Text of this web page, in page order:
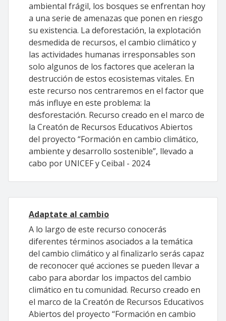
ambiental frágil, los bosques se enfrentan hoy
a una serie de amenazas que ponen en riesgo
su existencia. La deforestación, la explotación
desmedida de recursos, el cambio climático y
las actividades humanas irresponsables son
solo algunos de los factores que aceleran la
destrucción de estos ecosistemas vitales. En
este recurso nos centraremos en el factor que
más influye en este problema: la
desforestación. Recurso creado en el marco de
la Creatón de Recursos Educativos Abiertos
del proyecto “Formación en cambio climático,
ambiente y desarrollo sostenible”, llevado a
cabo por UNICEF y Ceibal - 2024
Adaptate al cambio
A lo largo de este recurso conocerás
diferentes términos asociados a la temática
del cambio climático y al finalizarlo serás capaz
de reconocer qué acciones se pueden llevar a
cabo para abordar los impactos del cambio
climático en tu comunidad. Recurso creado en
el marco de la Creatón de Recursos Educativos
Abiertos del proyecto “Formación en cambio